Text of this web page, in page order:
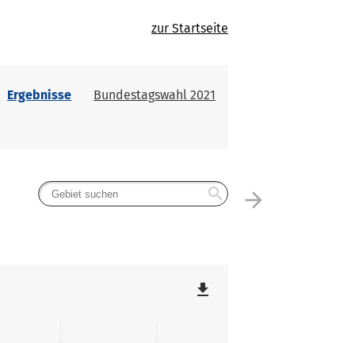
zur Startseite
Ergebnisse Bundestagswahl 2021
arrow_forward
search
file_download